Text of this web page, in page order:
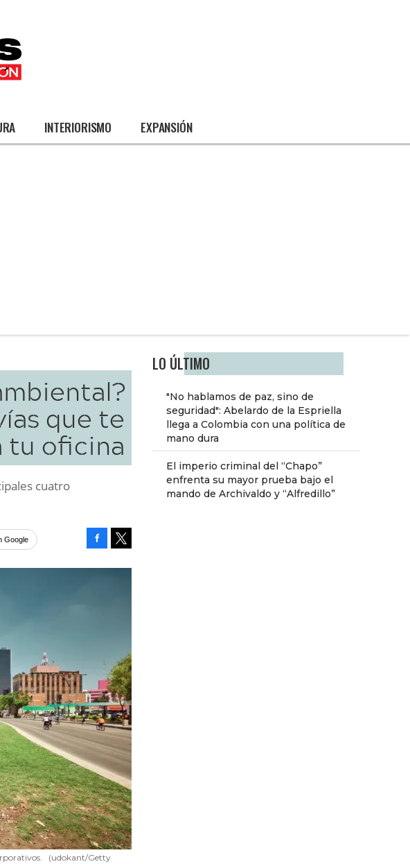
INTERIORISMO EXPANSIÓN
LO ÚLTIMO
"No hablamos de paz, sino de
seguridad": Abelardo de la Espriella
llega a Colombia con una política de
mano dura
El imperio criminal del “Chapo”
enfrenta su mayor prueba bajo el
mando de Archivaldo y “Alfredillo”
que te
tu oficina
cuatro
Google
(udokant/Getty